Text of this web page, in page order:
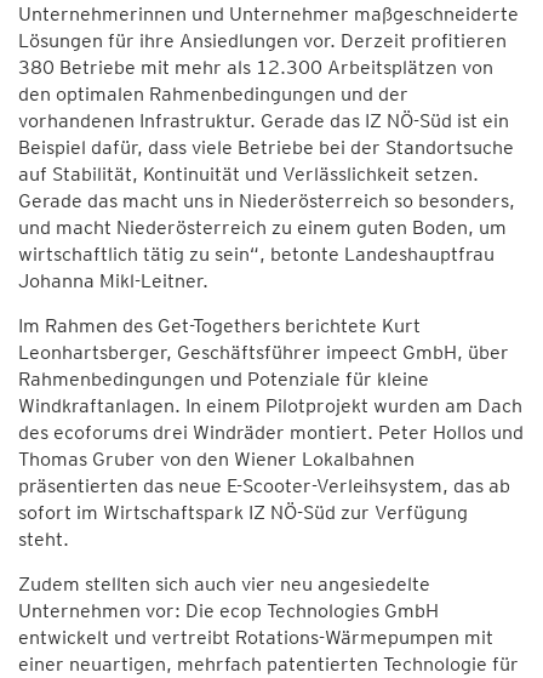
Unternehmerinnen und Unternehmer maßgeschneiderte
Lösungen für ihre Ansiedlungen vor. Derzeit profitieren
380 Betriebe mit mehr als 12.300 Arbeitsplätzen von
den optimalen Rahmenbedingungen und der
vorhandenen Infrastruktur. Gerade das IZ NÖ-Süd ist ein
Beispiel dafür, dass viele Betriebe bei der Standortsuche
auf Stabilität, Kontinuität und Verlässlichkeit setzen.
Gerade das macht uns in Niederösterreich so besonders,
und macht Niederösterreich zu einem guten Boden, um
wirtschaftlich tätig zu sein“, betonte Landeshauptfrau
Johanna Mikl-Leitner.
Im Rahmen des Get-Togethers berichtete Kurt
Leonhartsberger, Geschäftsführer impeect GmbH, über
Rahmenbedingungen und Potenziale für kleine
Windkraftanlagen. In einem Pilotprojekt wurden am Dach
des ecoforums drei Windräder montiert. Peter Hollos und
Thomas Gruber von den Wiener Lokalbahnen
präsentierten das neue E-Scooter-Verleihsystem, das ab
sofort im Wirtschaftspark IZ NÖ-Süd zur Verfügung
steht.
Zudem stellten sich auch vier neu angesiedelte
Unternehmen vor: Die ecop Technologies GmbH
entwickelt und vertreibt Rotations-Wärmepumpen mit
einer neuartigen, mehrfach patentierten Technologie für